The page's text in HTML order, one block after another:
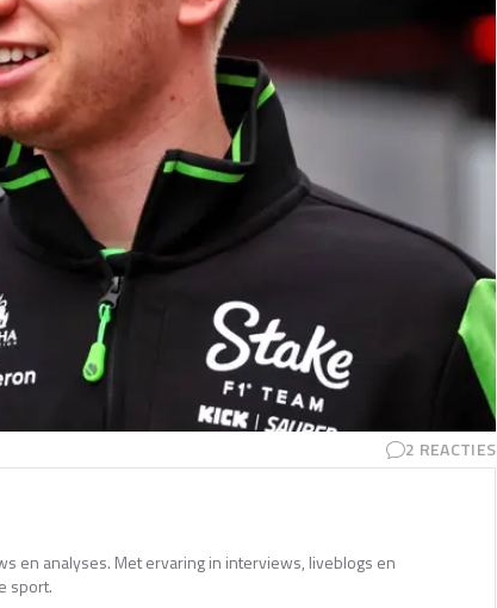
2 REACTIES
en analyses. Met ervaring in interviews, liveblogs en
sport.